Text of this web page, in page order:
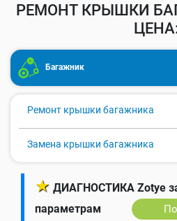
РЕМОНТ КРЫШКИ
Багажник
Ремонт крышки багажника
Замена крышки багажника
★ ДИАГНОСТИКА Zotye
параметрам